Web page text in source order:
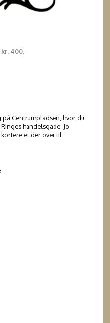
kr. 400,-
på Centrumpladsen, hvor du
handelsgade. Jo
er der over til